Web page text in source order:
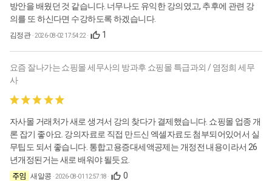
방안을 배웠던 것 같습니다. 너무나도 유익한 강의였고, 추후에 관련 강
의를 또 하신다면 수강하도록 하겠습니다.
김정관 · 2026-08-02 17:54:22 · 1
요즘 잘나가는 쇼핑몰 세무사의 방과후 쇼핑몰 특급과외 / 염정희 세무
사
자사몰 거래처가 새로 생겨서 강의 찾다가 결제했습니다. 쇼핑몰 업종 개
론 잡기 좋아요. 강의자료로 직접 만드신 엑셀자료도 첨부되어있어서 실
무팁도 되서 좋습니다. 통합고용증대세액공제는 개정전 내용이라서 26
년개정된거는 새로 배워야 될듯요.
새알콩 · 2026-08-01 12:57:18 · 0